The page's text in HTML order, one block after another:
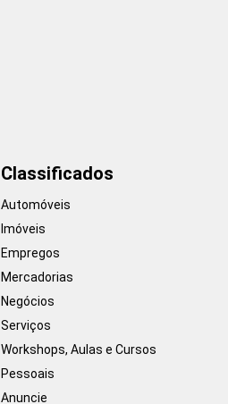
Classificados
Automóveis
Imóveis
Empregos
Mercadorias
Negócios
Serviços
Workshops, Aulas e Cursos
Pessoais
Anuncie